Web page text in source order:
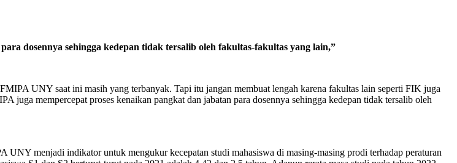
dosennya sehingga kedepan tidak tersalib oleh fakultas-fakultas yang lain,”
UNY saat ini masih yang terbanyak. Tapi itu jangan membuat lengah karena fakultas lain seperti FIK juga
juga mempercepat proses kenaikan pangkat dan jabatan para dosennya sehingga kedepan tidak tersalib oleh
menjadi indikator untuk mengukur kecepatan studi mahasiswa di masing-masing prodi terhadap peraturan